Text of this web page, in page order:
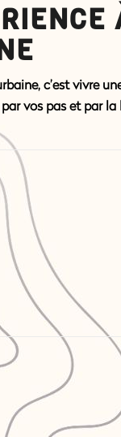
c’est vivre
vos pas et par